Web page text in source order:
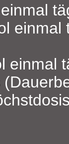
einmal
einmal